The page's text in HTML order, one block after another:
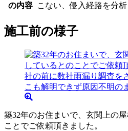
の内容
こない、侵入経路を分
施工前の様子
築32年のお住まいで、玄関上の
ことでご依頼頂きました。